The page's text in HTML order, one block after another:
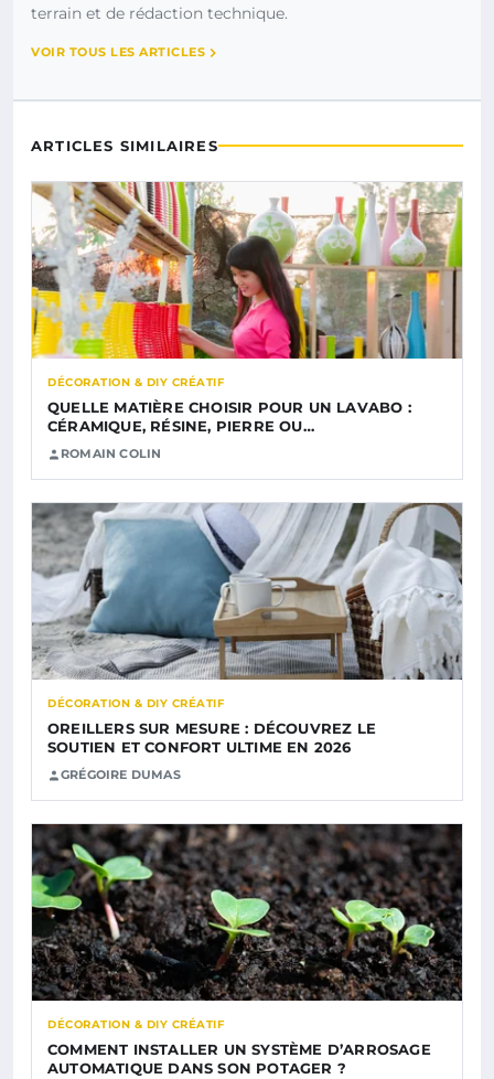
terrain et de rédaction technique.
VOIR TOUS LES ARTICLES
ARTICLES SIMILAIRES
DÉCORATION & DIY CRÉATIF
QUELLE MATIÈRE CHOISIR POUR UN LAVABO :
CÉRAMIQUE, RÉSINE, PIERRE OU…
ROMAIN COLIN
DÉCORATION & DIY CRÉATIF
OREILLERS SUR MESURE : DÉCOUVREZ LE
SOUTIEN ET CONFORT ULTIME EN 2026
GRÉGOIRE DUMAS
DÉCORATION & DIY CRÉATIF
COMMENT INSTALLER UN SYSTÈME D’ARROSAGE
AUTOMATIQUE DANS SON POTAGER ?